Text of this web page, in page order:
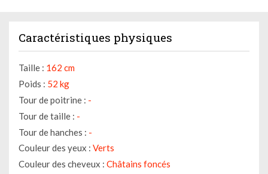
Caractéristiques physiques
Taille : 162 cm
Poids : 52 kg
Tour de poitrine : -
Tour de taille : -
Tour de hanches : -
Couleur des yeux : Verts
Couleur des cheveux : Châtains foncés